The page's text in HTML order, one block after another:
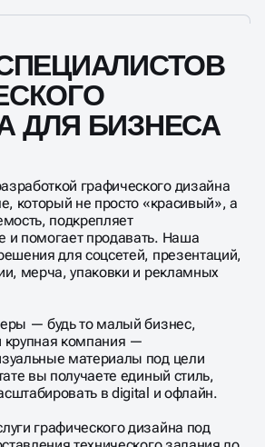
ДЛЯ БИЗНЕСА
графического дизайна
который не просто «красивый», а
подкрепляет
и помогает продавать. Наша
для соцсетей, презентаций,
мерча, упаковки и рекламных
— будь то малый бизнес,
компания —
материалы под цели
вы получаете единый стиль,
в digital и офлайн.
графического дизайна под